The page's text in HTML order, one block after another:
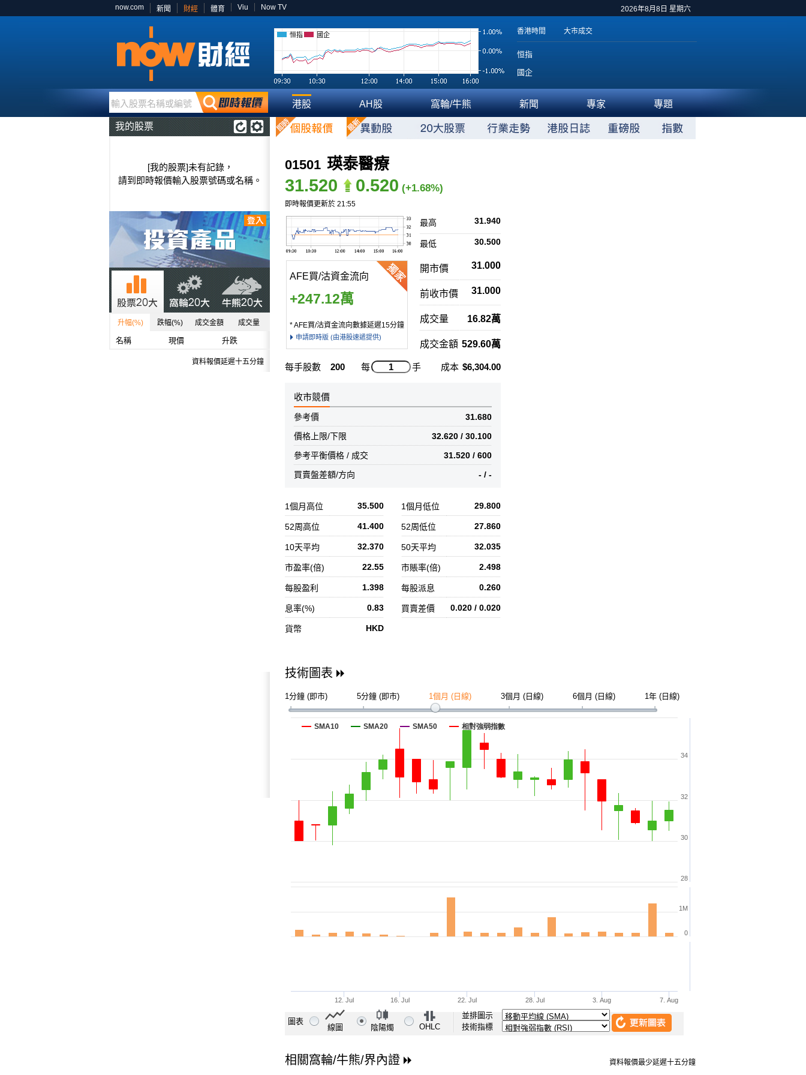
2026年8月8日 星期六
now.com 新聞 財經 體育 Viu Now TV
恒指 國企 香港時間 大市成交
恒指
國企
輸入股票名稱或編號 港股 AH股 窩輪/牛熊 新聞 專家 專題
我的股票
[我的股票]未有記錄，
請到即時報價輸入股票號碼或名稱。
升幅(%) 跌幅(%) 成交金額 成交量
名稱 現價 升跌
資料報價延遲十五分鐘
01501 瑛泰醫療
31.520 0.520 (+1.68%)
即時報價更新於 21:55
31.940
最高
30.500
最低
AFE買/沽資金流向
+247.12萬
* AFE買/沽資金流向數據延遲15分鐘
申請即時版 (由港股速遞提供)
開市價 31.000
前收市價 31.000
成交量 16.82萬
成交金額 529.60萬
每手股數 200 每 手 成本 $6,304.00
收市競價
31.680
參考價
32.620 / 30.100
價格上限/下限
31.520 / 600
參考平衡價格 / 成交
- / -
買賣盤差額/方向
1個月高位 35.500 1個月低位 29.800
52周高位 41.400 52周低位 27.860
10天平均 32.370 50天平均 32.035
市盈率(倍) 22.55 市賬率(倍) 2.498
每股盈利 1.398 每股派息 0.260
息率(%) 0.83 買賣差價 0.020 / 0.020
貨幣 HKD
技術圖表
1分鐘 (即市) 5分鐘 (即市) 1個月 (日線) 3個月 (日線) 6個月 (日線) 1年 (日線)
圖表
線圖 陰陽燭 OHLC
並排圖示
技術指標
資料報價最少延遲十五分鐘
相關窩輪/牛熊/界內證